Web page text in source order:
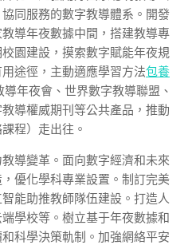
同服務的數字教導體系。開發
導年夜數據中間，搭建教導專
園建設，摸索數字賦能年夜規
途徑，主動適應學習方法包養
年夜會、世界數字教導聯盟、
導權威期刊等公共產品，推動
程）走出往。
導變革。面向數字經濟和未來
優化學科專業設置。制訂完美
能助推教師隊伍建設。打造人
學校等。樹立基于年夜數據和
科學決策軌制。加強網絡平安